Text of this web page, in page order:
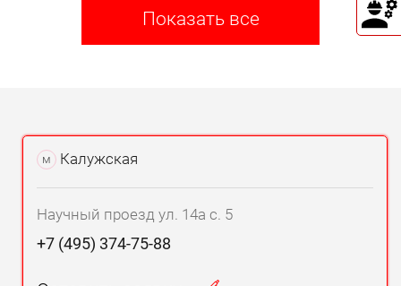
Показать все
м Калужская
Научный проезд ул. 14а с. 5
+7 (495) 374-75-88